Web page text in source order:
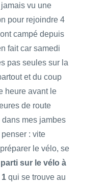
vu une
pour rejoindre 4
campé depuis
fait car samedi
pas seules sur la
et du coup
heure avant le
de route
mes jambes
penser : vite
le vélo, se
parti sur le vélo à
1 qui se trouve au